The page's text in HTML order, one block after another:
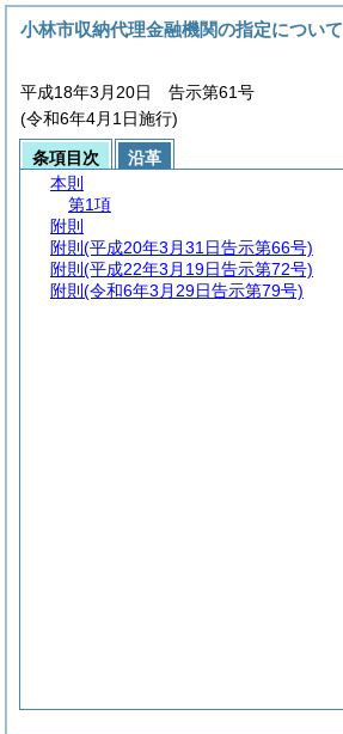
小林市収納代理金融機関の指定について
平成18年3月20日 告示第61号
(令和6年4月1日施行)
条項目次
沿革
本則
第1項
附則
附則 (平成20年3月31日告示第66号)
附則 (平成22年3月19日告示第72号)
附則 (令和6年3月29日告示第79号)